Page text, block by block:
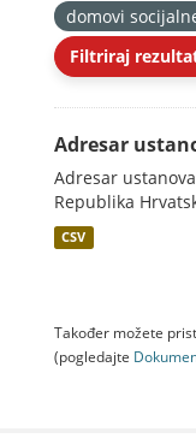
domovi
Filtriraj
Adresar
Adresar
Republika
CSV
Također možete
(pogledajte